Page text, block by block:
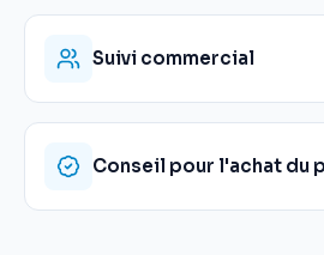
Suivi commercial
Conseil pour l'achat du